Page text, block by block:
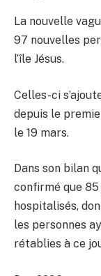
La nouvelle
97 nouvelles
l’île Jésus.
Celles-ci
depuis le
le 19 mars.
Dans son bilan
confirmé que
hospitalisés,
les personnes
rétablies à ce